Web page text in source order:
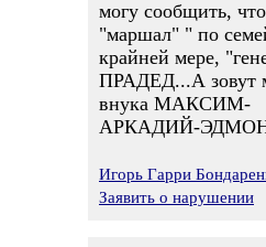
могу сообщить,
"маршал" " по
крайней мере,
ПРАДЕД...А зовут
внука МАКСИМ-
АРКАДИЙ-
Игорь Гарри
Заявить о нарушении